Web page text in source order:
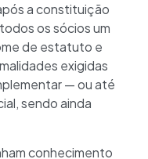
a constituição
os sócios um
de estatuto e
exigidas
— ou até
sendo ainda
conhecimento